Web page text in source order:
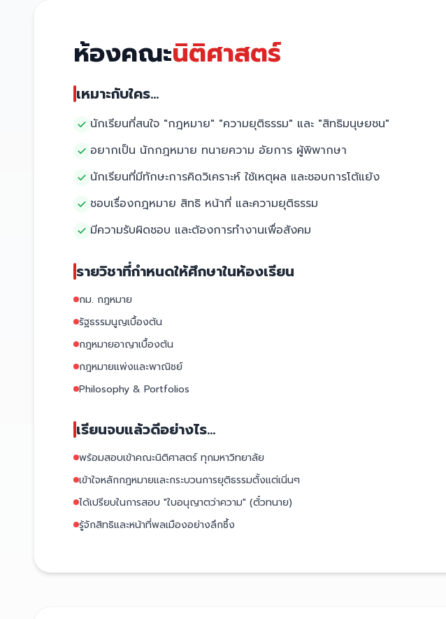
ห้องคณะนิติศาสตร์
เหมาะกับใคร...
นักเรียนที่สนใจ "กฎหมาย" "ความยุติธรรม" และ "สิทธิมนุษยชน"
อยากเป็น นักกฎหมาย ทนายความ อัยการ ผู้พิพากษา
นักเรียนที่มีทักษะการคิดวิเคราะห์ ใช้เหตุผล และชอบการโต้แย้ง
ชอบเรื่องกฎหมาย สิทธิ หน้าที่ และความยุติธรรม
มีความรับผิดชอบ และต้องการทำงานเพื่อสังคม
รายวิชาที่กำหนดให้ศึกษาในห้องเรียน
กม. กฎหมาย
รัฐธรรมนูญเบื้องต้น
กฎหมายอาญาเบื้องต้น
กฎหมายแพ่งและพาณิชย์
Philosophy & Portfolios
เรียนจบแล้วดีอย่างไร...
พร้อมสอบเข้าคณะนิติศาสตร์ ทุกมหาวิทยาลัย
เข้าใจหลักกฎหมายและกระบวนการยุติธรรมตั้งแต่เนิ่นๆ
ได้เปรียบในการสอบ "ใบอนุญาตว่าความ" (ตั๋วทนาย)
รู้จักสิทธิและหน้าที่พลเมืองอย่างลึกซึ้ง